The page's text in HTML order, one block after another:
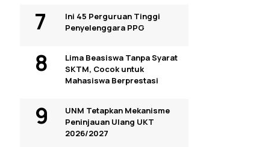
Ini 45 Perguruan Tinggi
Penyelenggara PPG
Lima Beasiswa Tanpa Syarat
SKTM, Cocok untuk
Mahasiswa Berprestasi
UNM Tetapkan Mekanisme
Peninjauan Ulang UKT
2026/2027